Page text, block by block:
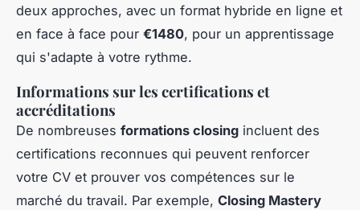
deux approches, avec un format hybride en ligne et
en face à face pour €1480, pour un apprentissage
qui s'adapte à votre rythme.
Informations sur les certifications et
accréditations
De nombreuses formations closing incluent des
certifications reconnues qui peuvent renforcer
votre CV et prouver vos compétences sur le
marché du travail. Par exemple, Closing Mastery